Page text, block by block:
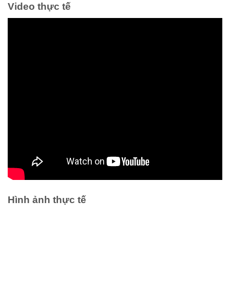
Video thực tế
Hình ảnh thực tế